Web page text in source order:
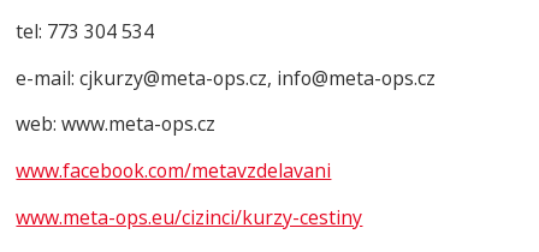
tel: 773 304 534
e-mail: cjkurzy@meta-ops.cz, info@meta-ops.cz
web: www.meta-ops.cz
www.facebook.com/metavzdelavani
www.meta-ops.eu/cizinci/kurzy-cestiny